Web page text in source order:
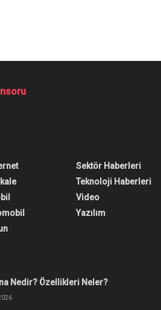
Deneyleri
Altında
dolayısıyla soruşturma
uygulamalarının